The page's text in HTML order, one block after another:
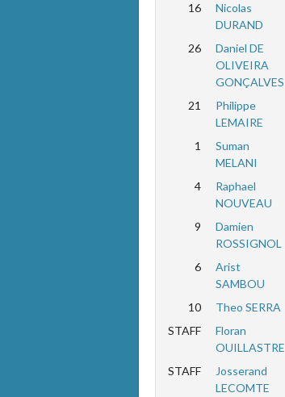
16
Nicolas
DURAND
26
Daniel DE
OLIVEIRA
GONÇALVES
21
Philippe
LEMAIRE
1
Suman
MELANI
4
Raphael
NOUVEAU
9
Damien
ROSSIGNOL
6
Arist
SAMBOU
10
Theo SERRA
STAFF
Floran
OUILLASTRE
STAFF
Josserand
LECOMTE